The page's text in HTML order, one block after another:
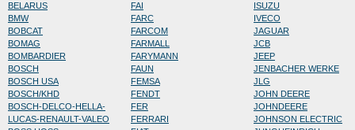
BELARUS
BMW
BOBCAT
BOMAG
BOMBARDIER
BOSCH
BOSCH USA
BOSCH/KHD
BOSCH-DELCO-HELLA-
LUCAS-RENAULT-VALEO
FAI
FARC
FARCOM
FARMALL
FARYMANN
FAUN
FEMSA
FENDT
FER
FERRARI
ISUZU
IVECO
JAGUAR
JCB
JEEP
JENBACHER WERKE
JLG
JOHN DEERE
JOHNDEERE
JOHNSON ELECTRIC